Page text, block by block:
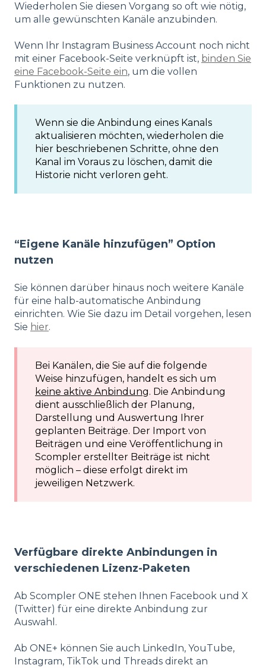
Wiederholen Sie diesen Vorgang so oft wie nötig,
um alle gewünschten Kanäle anzubinden.
Wenn Ihr Instagram Business Account noch nicht
mit einer Facebook-Seite verknüpft ist, binden Sie
eine Facebook-Seite ein, um die vollen
Funktionen zu nutzen.
Wenn sie die Anbindung eines Kanals
aktualisieren möchten, wiederholen die
hier beschriebenen Schritte, ohne den
Kanal im Voraus zu löschen, damit die
Historie nicht verloren geht.
“Eigene Kanäle hinzufügen” Option
nutzen
Sie können darüber hinaus noch weitere Kanäle
für eine halb-automatische Anbindung
einrichten. Wie Sie dazu im Detail vorgehen, lesen
Sie hier.
Bei Kanälen, die Sie auf die folgende
Weise hinzufügen, handelt es sich um
keine aktive Anbindung. Die Anbindung
dient ausschließlich der Planung,
Darstellung und Auswertung Ihrer
geplanten Beiträge. Der Import von
Beiträgen und eine Veröffentlichung in
Scompler erstellter Beiträge ist nicht
möglich – diese erfolgt direkt im
jeweiligen Netzwerk.
Verfügbare direkte Anbindungen in
verschiedenen Lizenz-Paketen
Ab Scompler ONE stehen Ihnen Facebook und X
(Twitter) für eine direkte Anbindung zur
Auswahl.
Ab ONE+ können Sie auch LinkedIn, YouTube,
Instagram, TikTok und Threads direkt an